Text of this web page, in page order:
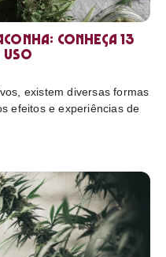
conheça 13
uso
existem diversas formas
efeitos e experiências de